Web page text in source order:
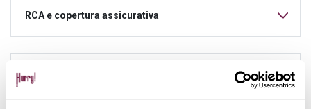
RCA e copertura assicurativa
Manutenzione ordinaria e straordinaria